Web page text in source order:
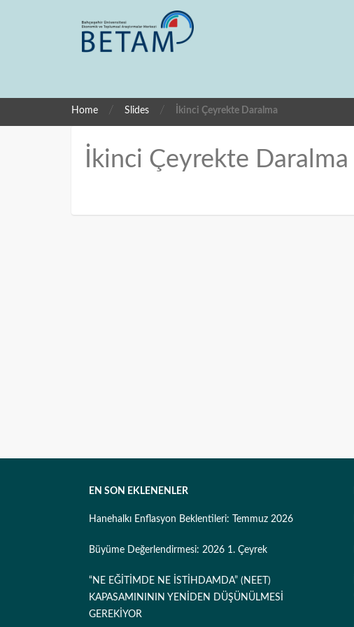
Home / Slides / İkinci Çeyrekte Daralma
İkinci Çeyrekte Daralma
EN SON EKLENENLER
Hanehalkı Enflasyon Beklentileri: Temmuz 2026
Büyüme Değerlendirmesi: 2026 1. Çeyrek
“NE EĞİTİMDE NE İSTİHDAMDA” (NEET)
KAPASAMINININ YENİDEN DÜŞÜNÜLMESİ
GEREKİYOR